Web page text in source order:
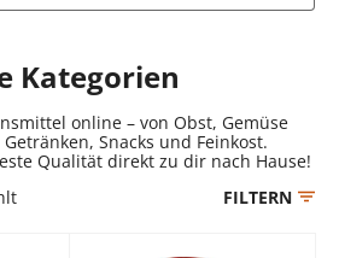
Kategorien
online – von Obst, Gemüse
Snacks und Feinkost.
Qualität direkt zu dir nach Hause!
FILTERN